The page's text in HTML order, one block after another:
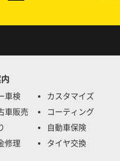
車検
車販売
修理
カスタマイズ
コーティング
自動車保険
タイヤ交換